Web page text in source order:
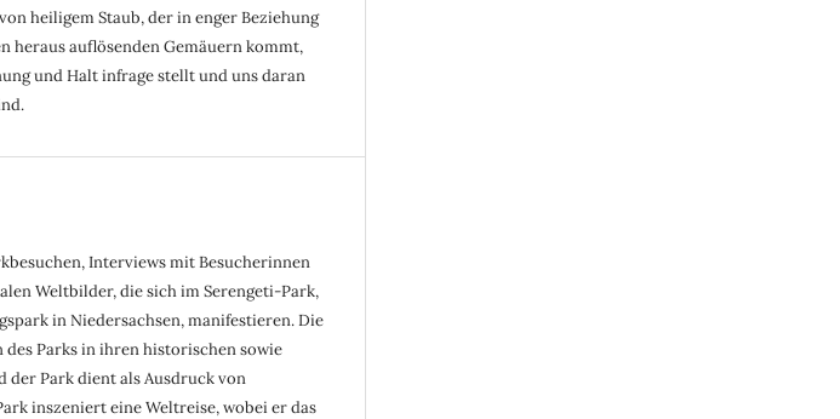
heiligem Staub, der in enger Beziehung
heraus auflösenden Gemäuern kommt,
und Halt infrage stellt und uns daran
Interviews mit Besucherinnen
Weltbilder, die sich im Serengeti-Park,
in Niedersachsen, manifestieren. Die
Parks in ihren historischen sowie
der Park dient als Ausdruck von
inszeniert eine Weltreise, wobei er das